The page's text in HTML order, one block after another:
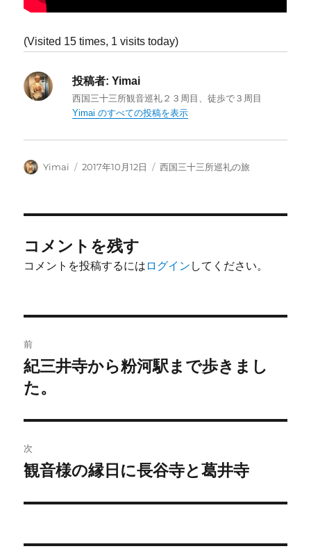
(Visited 15 times, 1 visits today)
投稿者: Yimai
西国三十三所観音巡礼２３周目、徒歩で３周目
Yimai のすべての投稿を表示
投
Yimai
投
2017年10月12日
カ
西国三十三所巡礼の旅
コメントを残す
コメントを投稿するには ログイン してください。
稿
ナ
ビ
ゲ
ー
シ
前
前
の
稿:
紀三井寺から粉河駅まで歩きまし
た。
次
次
投
観音様の縁日に長谷寺と葛井寺